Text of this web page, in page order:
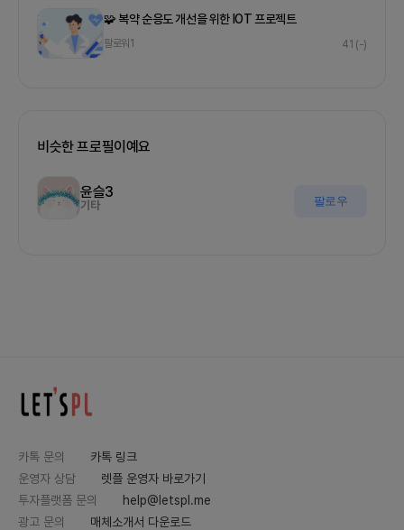
🧩 복약 순응도 개선을 위한 IOT 프로젝트
팔로워 1 41 (-)
비슷한 프로필이예요
윤슬3
기타 팔로우
카톡 문의
카톡 링크
운영자 상담
렛플 운영자 바로가기
투자플랫폼 문의
help@letspl.me
광고 문의
매체소개서 다운로드